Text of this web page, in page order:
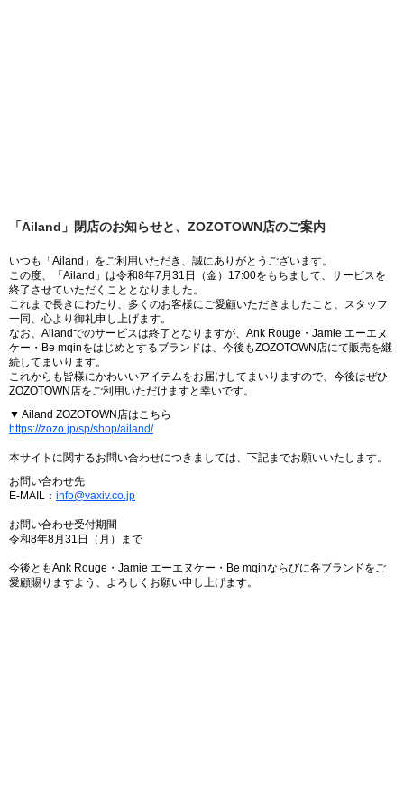
「Ailand」閉店のお知らせと、ZOZOTOWN店のご案内
いつも「Ailand」をご利用いただき、誠にありがとうございます。
この度、「Ailand」は令和8年7月31日（金）17:00をもちまして、サービスを
終了させていただくこととなりました。
これまで長きにわたり、多くのお客様にご愛顧いただきましたこと、スタッフ
一同、心より御礼申し上げます。
なお、Ailandでのサービスは終了となりますが、Ank Rouge・Jamie エーエヌ
ケー・Be mqinをはじめとするブランドは、今後もZOZOTOWN店にて販売を継
続してまいります。
これからも皆様にかわいいアイテムをお届けしてまいりますので、今後はぜひ
ZOZOTOWN店をご利用いただけますと幸いです。
▼ Ailand ZOZOTOWN店はこちら
https://zozo.jp/sp/shop/ailand/
本サイトに関するお問い合わせにつきましては、下記までお願いいたします。
お問い合わせ先
E-MAIL： info@vaxiv.co.jp
お問い合わせ受付期間
令和8年8月31日（月）まで
今後ともAnk Rouge・Jamie エーエヌケー・Be mqinならびに各ブランドをご
愛顧賜りますよう、よろしくお願い申し上げます。